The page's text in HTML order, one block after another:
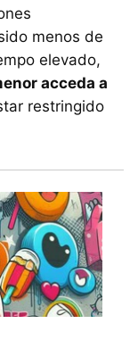
menos de
elevado,
acceda a
restringido